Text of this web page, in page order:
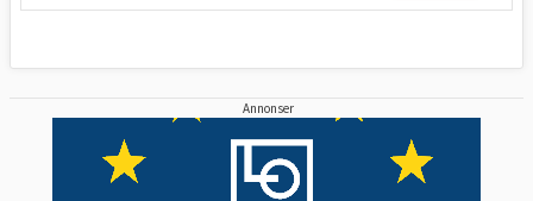
Annonser